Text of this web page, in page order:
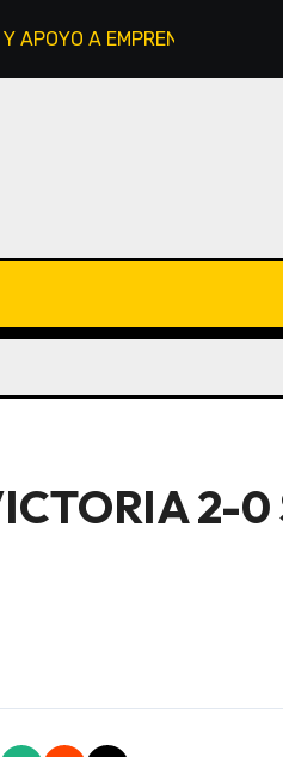
A EMPRENDEDORES
2-0